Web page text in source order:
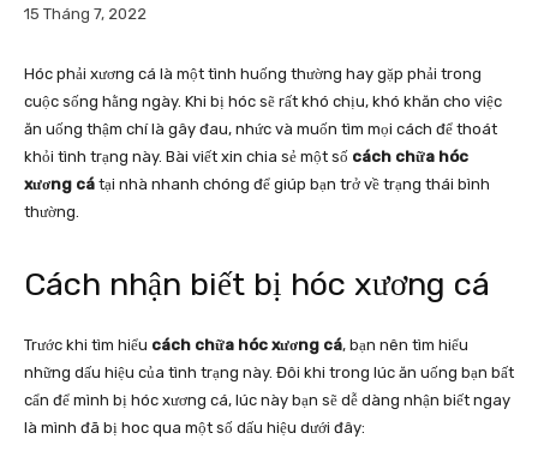
15 Tháng 7, 2022
Hóc phải xương cá là một tình huống thường hay gặp phải trong
cuộc sống hằng ngày. Khi bị hóc sẽ rất khó chịu, khó khăn cho việc
ăn uống thậm chí là gây đau, nhức và muốn tìm mọi cách để thoát
khỏi tình trạng này. Bài viết xin chia sẻ một số cách chữa hóc
xương cá tại nhà nhanh chóng để giúp bạn trở về trạng thái bình
thường.
Cách nhận biết bị hóc xương cá
Trước khi tìm hiểu cách chữa hóc xương cá, bạn nên tìm hiểu
những dấu hiệu của tình trạng này. Đôi khi trong lúc ăn uống bạn bất
cẩn để mình bị hóc xương cá, lúc này bạn sẽ dễ dàng nhận biết ngay
là mình đã bị hoc qua một số dấu hiệu dưới đây: